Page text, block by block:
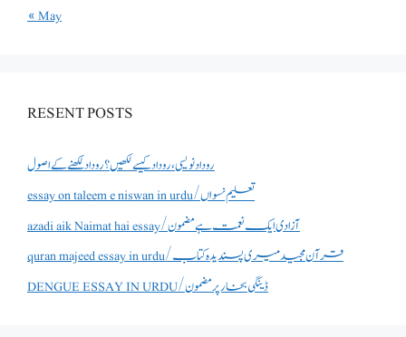
« May
RESENT POSTS
روداد نویسی ،روداد کیسے لکھیں؟ روداد لکھنے کے اصول
essay on taleem e niswan in urdu/تعلیم نسواں
azadi aik Naimat hai essay/آزادی ایک نعمت ہے مضمون
quran majeed essay in urdu/قرآن مجید میری پسندیدہ کتاب
DENGUE ESSAY IN URDU/ڈینگی بخار پر مضمون